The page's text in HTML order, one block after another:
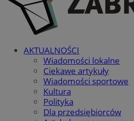
AKTUALNOŚCI
Wiadomości lokalne
Ciekawe artykuły
Wiadomości sportowe
Kultura
Polityka
Dla przedsiębiorców